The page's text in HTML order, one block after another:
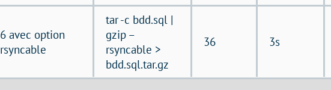
6 avec option
rsyncable
tar -c bdd.sql |
gzip –
rsyncable >
bdd.sql.tar.gz
36 3s